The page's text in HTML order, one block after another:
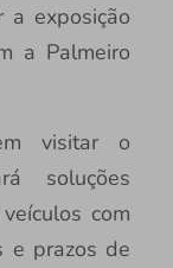
a exposição
a Palmeiro
visitar o
soluções
com
e prazos de